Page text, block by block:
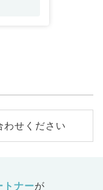
わせください
トナーが